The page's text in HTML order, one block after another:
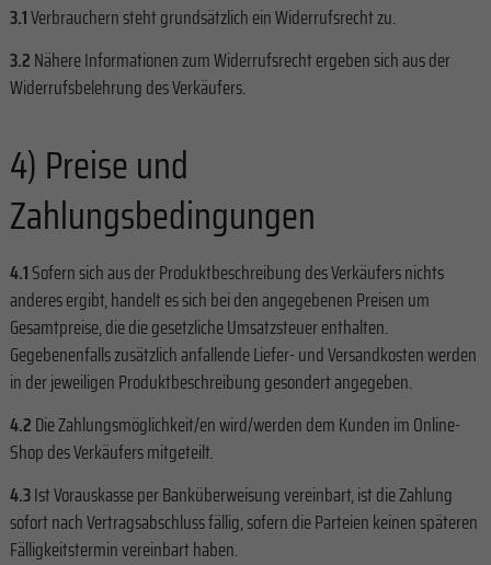
3.1Verbrauchern steht grundsätzlich ein Widerrufsrecht zu.
3.2Nähere Informationen zum Widerrufsrecht ergeben sich aus der
Widerrufsbelehrung des Verkäufers.
4) Preise und
Zahlungsbedingungen
4.1Sofern sich aus der Produktbeschreibung des Verkäufers nichts
anderes ergibt, handelt es sich bei den angegebenen Preisen um
Gesamtpreise, die die gesetzliche Umsatzsteuer enthalten.
Gegebenenfalls zusätzlich anfallende Liefer- und Versandkosten werden
in der jeweiligen Produktbeschreibung gesondert angegeben.
4.2Die Zahlungsmöglichkeit/en wird/werden dem Kunden im Online-
Shop des Verkäufers mitgeteilt.
4.3Ist Vorauskasse per Banküberweisung vereinbart, ist die Zahlung
sofort nach Vertragsabschluss fällig, sofern die Parteien keinen späteren
Fälligkeitstermin vereinbart haben.